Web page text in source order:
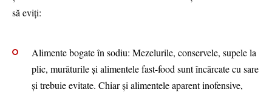
să eviți:
Alimente bogate în sodiu: Mezelurile, conservele, supele la
plic, murăturile și alimentele fast-food sunt încărcate cu sare
și trebuie evitate. Chiar și alimentele aparent inofensive,